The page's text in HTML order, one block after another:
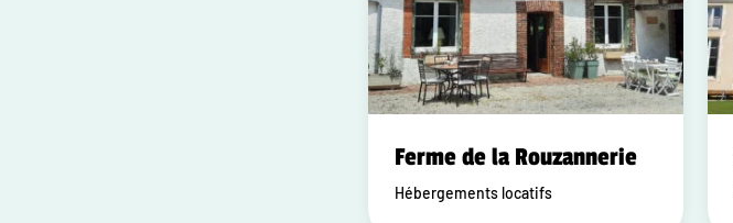
Ferme de la Rouzannerie
Hébergements locatifs